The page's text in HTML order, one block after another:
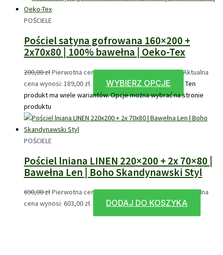
POŚCIELE
Pościel satyna gofrowana 160×200 +
2x70x80 | 100% bawełna | Oeko-Tex
200,00złPierwotna cena wynosiła: 200,00 zł.189,00złAktualna
cena wynosi: 189,00 zł.
WYBIERZ OPCJE
Ten
produkt ma wiele wariantów. Opcje można wybrać na stronie
produktu
POŚCIELE
Pościel lniana LINEN 220×200 + 2x 70×80 |
Bawełna Len | Boho Skandynawski Styl
690,00złPierwotna cena wynosiła: 690,00 zł.603,00złAktualna
cena wynosi: 603,00 zł.
DODAJ DO KOSZYKA